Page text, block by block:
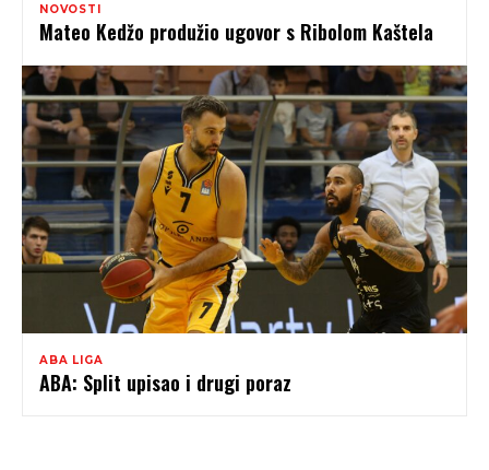
NOVOSTI
Mateo Kedžo produžio ugovor s Ribolom Kaštela
ABA LIGA
ABA: Split upisao i drugi poraz